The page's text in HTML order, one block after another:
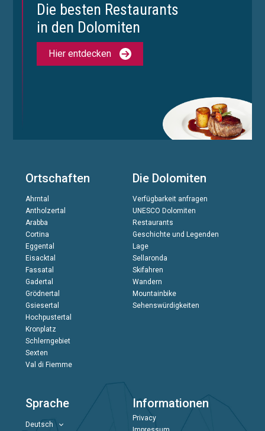
Die besten Restaurants
in den Dolomiten
Hier entdecken
Ortschaften
Ahrntal
Antholzertal
Arabba
Cortina
Eggental
Eisacktal
Fassatal
Gadertal
Grödnertal
Gsiesertal
Hochpustertal
Kronplatz
Schlerngebiet
Sexten
Val di Fiemme
Die Dolomiten
Verfügbarkeit anfragen
UNESCO Dolomiten
Restaurants
Geschichte und Legenden
Lage
Sellaronda
Skifahren
Wandern
Mountainbike
Sehenswürdigkeiten
Sprache
Deutsch
Informationen
Privacy